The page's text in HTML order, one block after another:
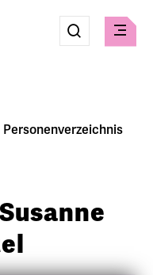
absenden
Menü
Personenverzeichnis